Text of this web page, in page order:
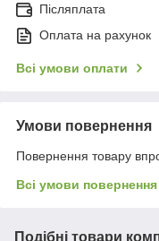
Післяплата
Оплата на рахунок
Всі умови оплати
Умови повернення
Повернення товару
Всі умови повернення
Подібні товари